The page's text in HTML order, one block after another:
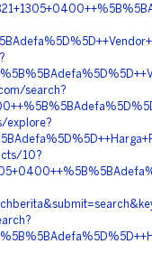
search?
explore?
10?